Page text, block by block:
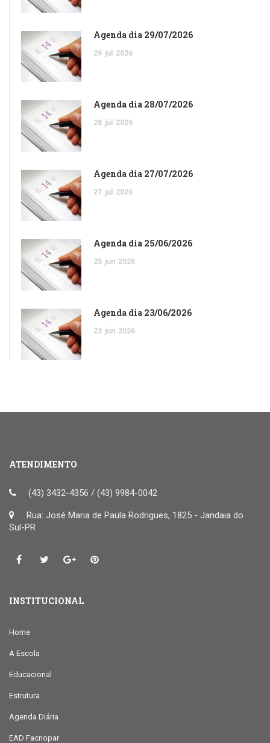
Agenda dia 29/07/2026
29 jul 2026
Agenda dia 28/07/2026
28 jul 2026
Agenda dia 27/07/2026
27 jul 2026
Agenda dia 25/06/2026
25 jun 2026
Agenda dia 23/06/2026
23 jun 2026
ATENDIMENTO
(43) 3432-4356 / (43) 9984-0042
Rua: José Maria de Paula Rodrigues, 1825 - Jandaia do
Sul-PR
INSTITUCIONAL
Home
A Escola
Educacional
Estrutura
Agenda Diária
EAD Facnopar